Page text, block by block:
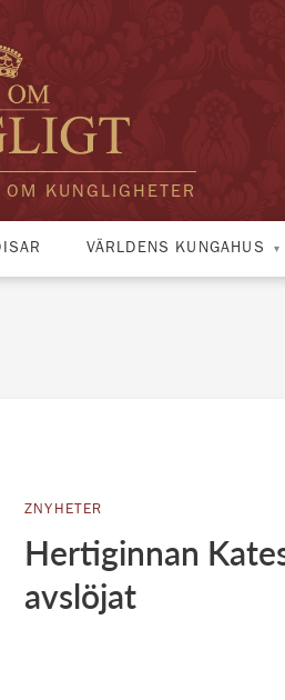
KUNGLIGHETER
VÄRLDENS KUNGAHUS
ZNYHETER
Hertiginnan
avslöjat